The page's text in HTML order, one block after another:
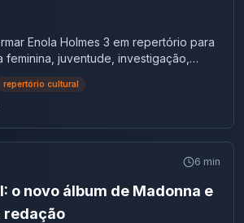
Enola Holmes 3 em repertório para
feminina, juventude, investigação,
repertório cultural
6 min
o novo álbum de Madonna e
redação